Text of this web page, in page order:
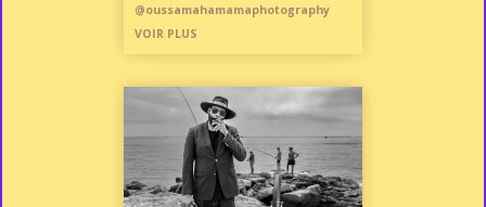
@oussamahamamaphotography
VOIR PLUS